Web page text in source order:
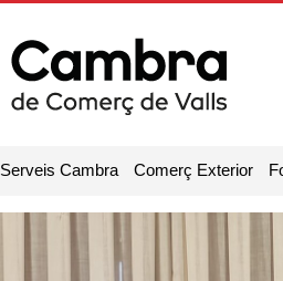
Serveis Cambra Comerç Exterior